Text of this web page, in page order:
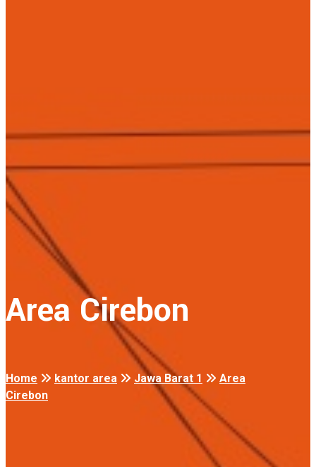
Area Cirebon
Home kantor area Jawa Barat 1
Area
Cirebon